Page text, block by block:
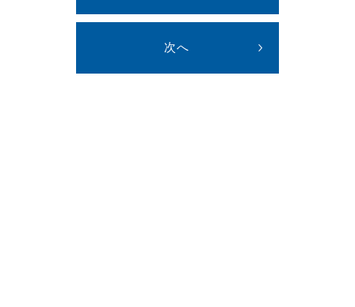
次へ